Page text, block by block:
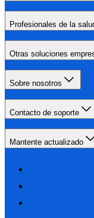
Profesionales de la
Otras soluciones
Sobre nosotros
Contacto de soporte
Mantente actualizado